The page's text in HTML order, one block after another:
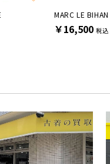
MARC LE BIHAN
￥16,500 税込